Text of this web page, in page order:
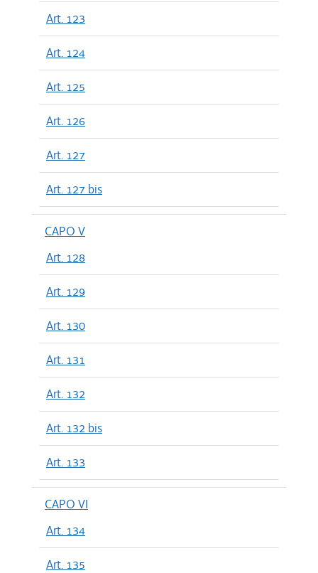
Art. 123
Art. 124
Art. 125
Art. 126
Art. 127
Art. 127 bis
CAPO V
Art. 128
Art. 129
Art. 130
Art. 131
Art. 132
Art. 132 bis
Art. 133
CAPO VI
Art. 134
Art. 135